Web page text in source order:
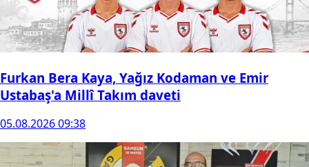
Furkan Bera Kaya, Yağız Kodaman ve Emir
Ustabaş'a Millî Takım daveti
05.08.2026 09:38